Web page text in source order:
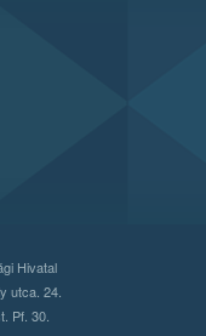
Hivatal
utca. 24.
Pf. 30.